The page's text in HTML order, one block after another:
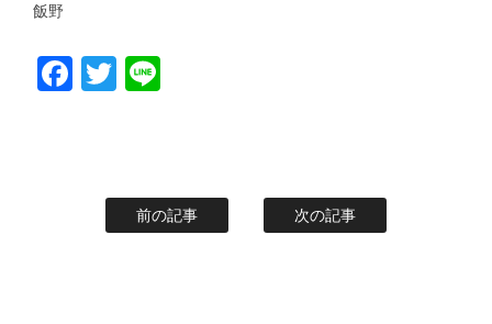
飯野
Facebook
Twitter
前の記事 次の記事